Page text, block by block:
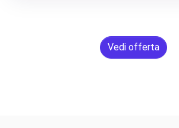
Vedi offerta